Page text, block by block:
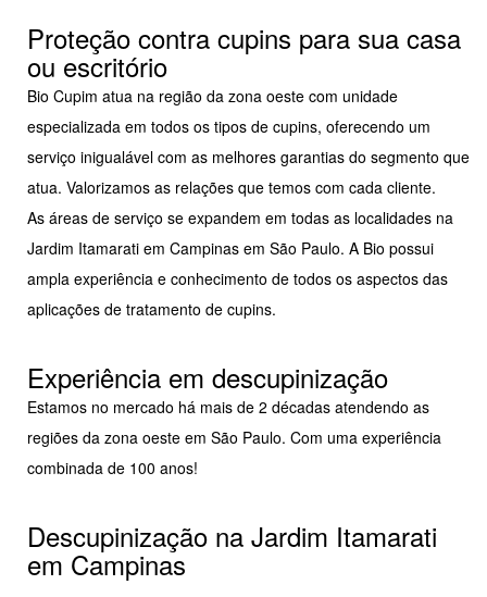
Proteção contra cupins para sua casa
ou escritório
Bio Cupim atua na região da zona oeste com unidade
especializada em todos os tipos de cupins, oferecendo um
serviço inigualável com as melhores garantias do segmento que
atua. Valorizamos as relações que temos com cada cliente.
As áreas de serviço se expandem em todas as localidades na
Jardim Itamarati em Campinas em São Paulo. A Bio possui
ampla experiência e conhecimento de todos os aspectos das
aplicações de tratamento de cupins.
Experiência em descupinização
Estamos no mercado há mais de 2 décadas atendendo as
regiões da zona oeste em São Paulo. Com uma experiência
combinada de 100 anos!
Descupinização na Jardim Itamarati
em Campinas